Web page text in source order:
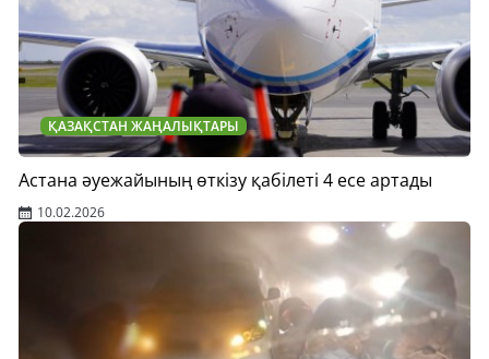
ҚАЗАҚСТАН ЖАҢАЛЫҚТАРЫ
Астана әуежайының өткізу қабілеті 4 есе артады
10.02.2026